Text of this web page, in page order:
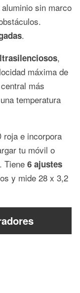
sin marco
.
,
máxima de
más
temperatura
roja e incorpora
tu móvil o
Tiene 6 ajustes
y mide 28 x 3,2